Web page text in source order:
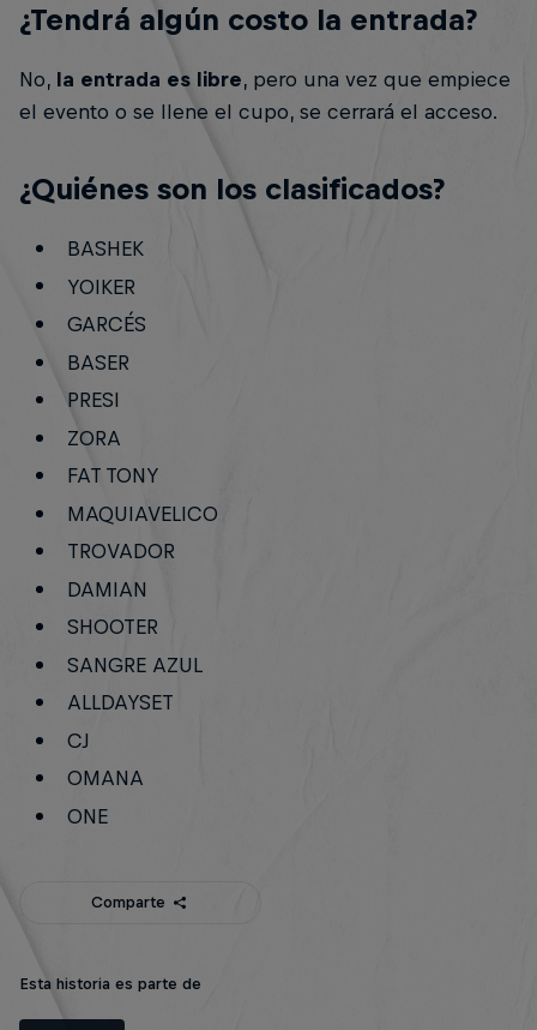
¿Tendrá algún costo la entrada?
No, la entrada es libre, pero una vez que empiece
el evento o se llene el cupo, se cerrará el acceso.
¿Quiénes son los clasificados?
BASHEK
YOIKER
GARCÉS
BASER
PRESI
ZORA
FAT TONY
MAQUIAVELICO
TROVADOR
DAMIAN
SHOOTER
SANGRE AZUL
ALLDAYSET
CJ
OMANA
ONE
Comparte
Esta historia es parte de